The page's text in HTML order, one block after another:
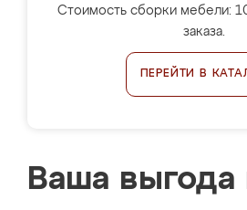
Стоимость сборки мебели:
заказа.
ПЕРЕЙТИ В
Ваша выгода